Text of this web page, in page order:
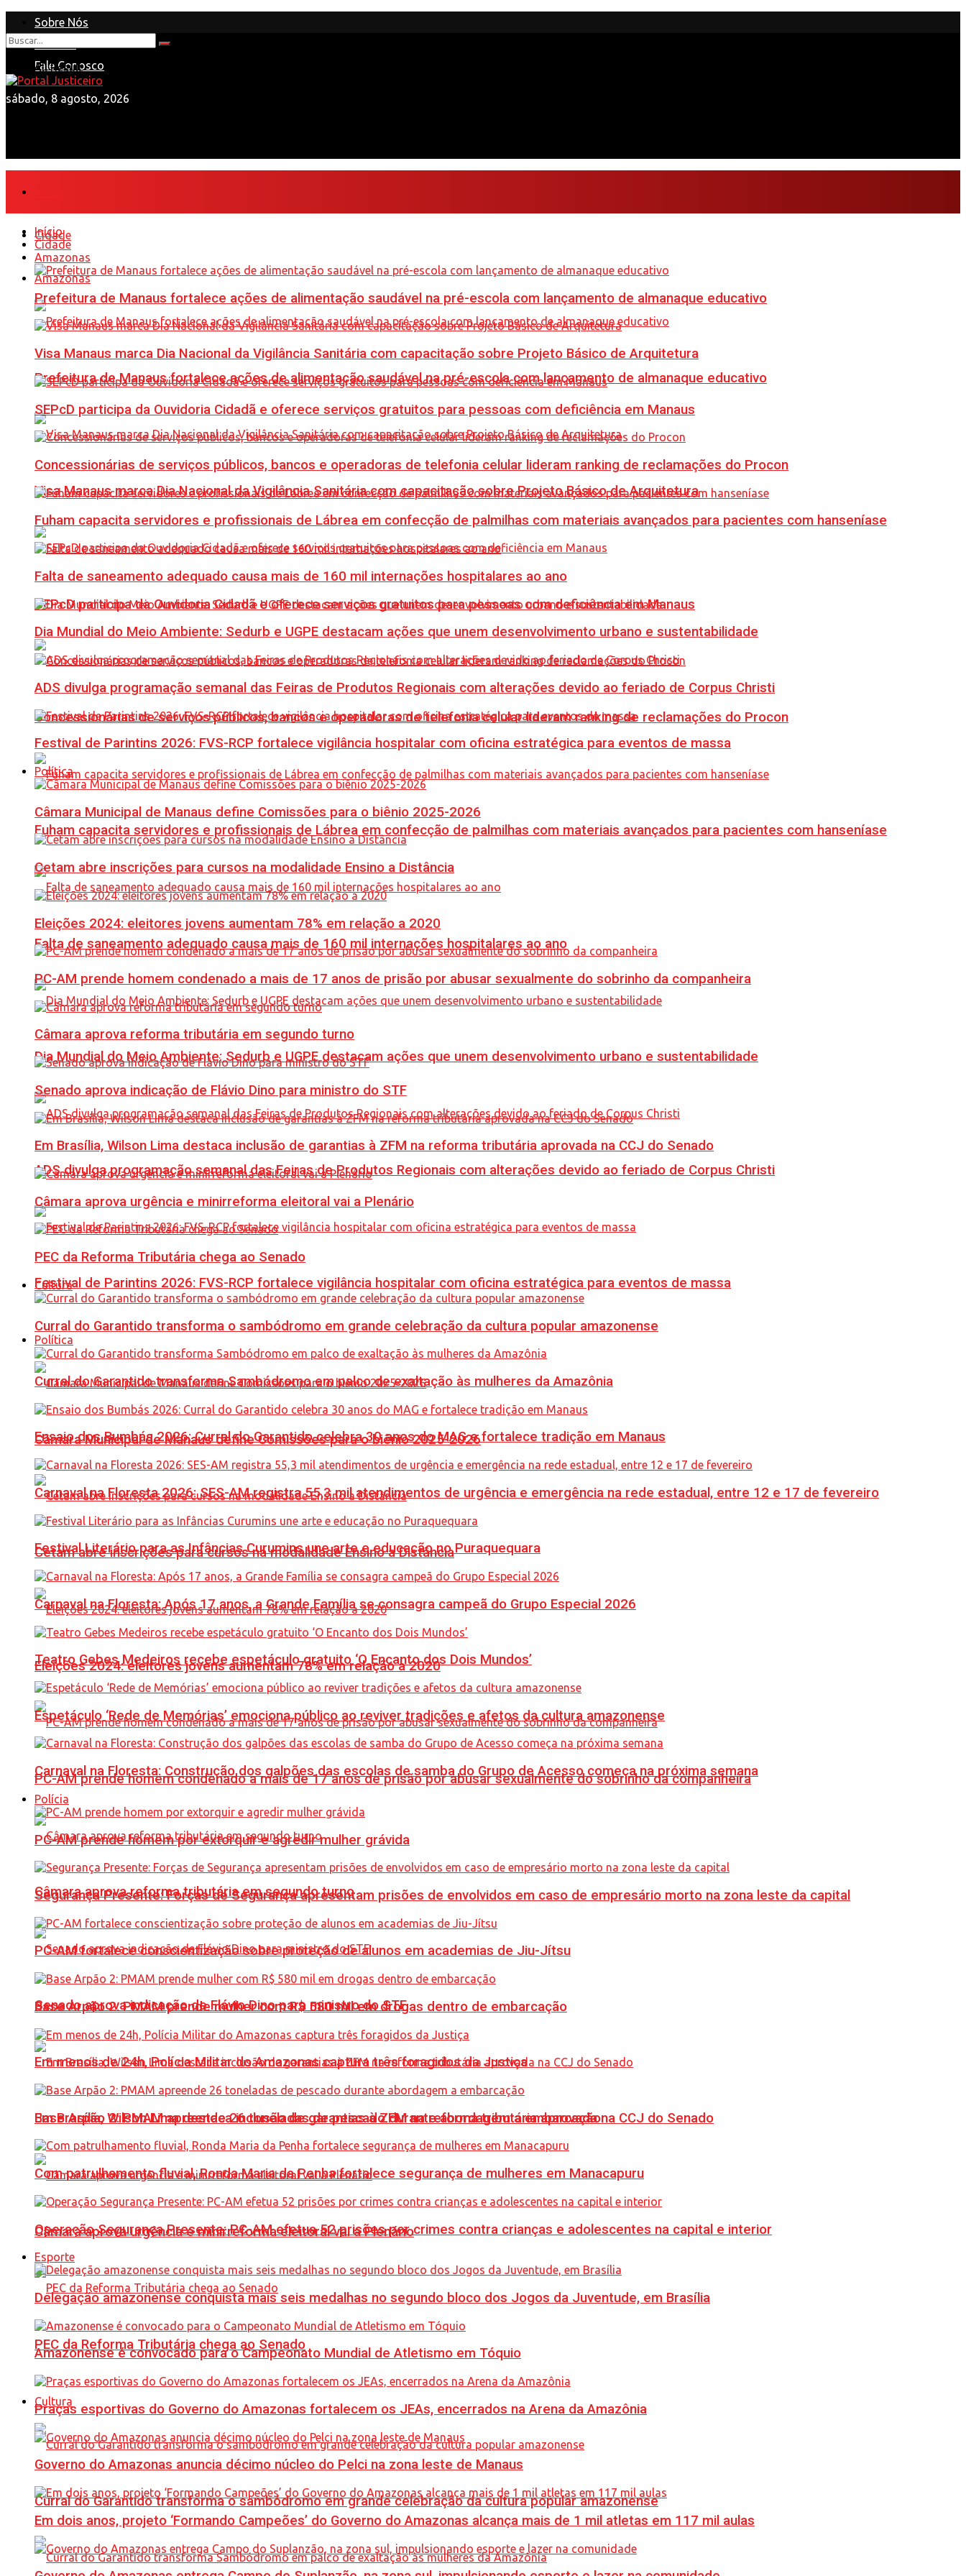
Sobre Nós
Anuncie
Fale Conosco
sábado, 8 agosto, 2026
View All Result
Cidade
Amazonas
Prefeitura de Manaus fortalece ações de alimentação saudável na pré-escola com lançamento de almanaque educativo
Visa Manaus marca Dia Nacional da Vigilância Sanitária com capacitação sobre Projeto Básico de Arquitetura
SEPcD participa da Ouvidoria Cidadã e oferece serviços gratuitos para pessoas com deficiência em Manaus
Concessionárias de serviços públicos, bancos e operadoras de telefonia celular lideram ranking de reclamações do Procon
Fuham capacita servidores e profissionais de Lábrea em confecção de palmilhas com materiais avançados para pacientes com hanseníase
Falta de saneamento adequado causa mais de 160 mil internações hospitalares ao ano
Dia Mundial do Meio Ambiente: Sedurb e UGPE destacam ações que unem desenvolvimento urbano e sustentabilidade
ADS divulga programação semanal das Feiras de Produtos Regionais com alterações devido ao feriado de Corpus Christi
Festival de Parintins 2026: FVS-RCP fortalece vigilância hospitalar com oficina estratégica para eventos de massa
Política
Câmara Municipal de Manaus define Comissões para o biênio 2025-2026
Cetam abre inscrições para cursos na modalidade Ensino a Distância
Eleições 2024: eleitores jovens aumentam 78% em relação a 2020
PC-AM prende homem condenado a mais de 17 anos de prisão por abusar sexualmente do sobrinho da companheira
Câmara aprova reforma tributária em segundo turno
Senado aprova indicação de Flávio Dino para ministro do STF
Em Brasília, Wilson Lima destaca inclusão de garantias à ZFM na reforma tributária aprovada na CCJ do Senado
Câmara aprova urgência e minirreforma eleitoral vai a Plenário
PEC da Reforma Tributária chega ao Senado
Cultura
Curral do Garantido transforma o sambódromo em grande celebração da cultura popular amazonense
Início
Cidade
Amazonas
Prefeitura de Manaus fortalece ações de alimentação saudável na pré-escola com lançamento de almanaque educativo
Visa Manaus marca Dia Nacional da Vigilância Sanitária com capacitação sobre Projeto Básico de Arquitetura
SEPcD participa da Ouvidoria Cidadã e oferece serviços gratuitos para pessoas com deficiência em Manaus
Concessionárias de serviços públicos, bancos e operadoras de telefonia celular lideram ranking de reclamações do Procon
Fuham capacita servidores e profissionais de Lábrea em confecção de palmilhas com materiais avançados para pacientes com hanseníase
Falta de saneamento adequado causa mais de 160 mil internações hospitalares ao ano
Dia Mundial do Meio Ambiente: Sedurb e UGPE destacam ações que unem desenvolvimento urbano e sustentabilidade
ADS divulga programação semanal das Feiras de Produtos Regionais com alterações devido ao feriado de Corpus Christi
Festival de Parintins 2026: FVS-RCP fortalece vigilância hospitalar com oficina estratégica para eventos de massa
Política
Câmara Municipal de Manaus define Comissões para o biênio 2025-2026
Cetam abre inscrições para cursos na modalidade Ensino a Distância
Eleições 2024: eleitores jovens aumentam 78% em relação a 2020
PC-AM prende homem condenado a mais de 17 anos de prisão por abusar sexualmente do sobrinho da companheira
Câmara aprova reforma tributária em segundo turno
Senado aprova indicação de Flávio Dino para ministro do STF
Em Brasília, Wilson Lima destaca inclusão de garantias à ZFM na reforma tributária aprovada na CCJ do Senado
Câmara aprova urgência e minirreforma eleitoral vai a Plenário
PEC da Reforma Tributária chega ao Senado
Cultura
Curral do Garantido transforma o sambódromo em grande celebração da cultura popular amazonense
Curral do Garantido transforma Sambódromo em palco de exaltação às mulheres da Amazônia
Ensaio dos Bumbás 2026: Curral do Garantido celebra 30 anos do MAG e fortalece tradição em Manaus
Carnaval na Floresta 2026: SES-AM registra 55,3 mil atendimentos de urgência e emergência na rede estadual, entre 12 e 17 de fevereiro
Festival Literário para as Infâncias Curumins une arte e educação no Puraquequara
Carnaval na Floresta: Após 17 anos, a Grande Família se consagra campeã do Grupo Especial 2026
Teatro Gebes Medeiros recebe espetáculo gratuito ‘O Encanto dos Dois Mundos’
Espetáculo ‘Rede de Memórias’ emociona público ao reviver tradições e afetos da cultura amazonense
Carnaval na Floresta: Construção dos galpões das escolas de samba do Grupo de Acesso começa na próxima semana
Polícia
PC-AM prende homem por extorquir e agredir mulher grávida
Segurança Presente: Forças de Segurança apresentam prisões de envolvidos em caso de empresário morto na zona leste da capital
PC-AM fortalece conscientização sobre proteção de alunos em academias de Jiu-Jítsu
Base Arpão 2: PMAM prende mulher com R$ 580 mil em drogas dentro de embarcação
Em menos de 24h, Polícia Militar do Amazonas captura três foragidos da Justiça
Base Arpão 2: PMAM apreende 26 toneladas de pescado durante abordagem a embarcação
Com patrulhamento fluvial, Ronda Maria da Penha fortalece segurança de mulheres em Manacapuru
Operação Segurança Presente: PC-AM efetua 52 prisões por crimes contra crianças e adolescentes na capital e interior
Esporte
Delegação amazonense conquista mais seis medalhas no segundo bloco dos Jogos da Juventude, em Brasília
Amazonense é convocado para o Campeonato Mundial de Atletismo em Tóquio
Praças esportivas do Governo do Amazonas fortalecem os JEAs, encerrados na Arena da Amazônia
Governo do Amazonas anuncia décimo núcleo do Pelci na zona leste de Manaus
Em dois anos, projeto ‘Formando Campeões’ do Governo do Amazonas alcança mais de 1 mil atletas em 117 mil aulas